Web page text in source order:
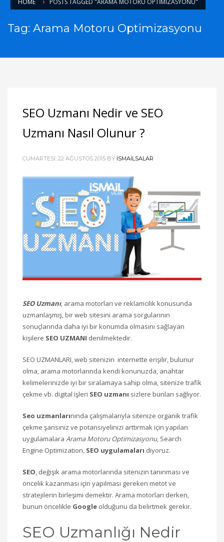
Tag: Arama Motoru Optimizasyonu
SEO Uzmanı Nedir ve SEO
Uzmanı Nasıl Olunur ?
CUMARTESI, 22 AĞUSTOS 2015 BY ISMAILSALAR
SEO Uzmanı, arama motorları ve reklamcılık konusunda
uzmanlaşmış, bir web sitesini arama sorgularının
sonuçlarında daha iyi bir konumda olmasını sağlayan
kişilere SEO UZMANI denilmektedir.
SEO UZMANLARI, web sitenizin internette erişilir, bulunur
olma, arama motorlarında kendi konunuzda, anahtar
kelimelerinizde iyi bir sıralamaya sahip olma, sitenize trafik
çekme vb. digital işleri SEO uzmanı sizlere bunları sağlıyor.
Seo uzmanlarınında çalışmalarıyla sitenize organik trafik
çekme şansınız ve potansiyelinizi arttırmak için yapılan
uygulamalara Arama Motoru Optimizasyonu, Search
Engine Optimization, SEO uygulamaları diyoruz.
SEO, değişik arama motorlarında sitenizin tanınması ve
öncelik kazanması için yapılması gereken metot ve
stratejilerin birleşimi demektir. Arama motorları derken,
bunun öncelikle Google olduğunu da belirtmek gerekir.
SEO Uzmanlığı Nedir